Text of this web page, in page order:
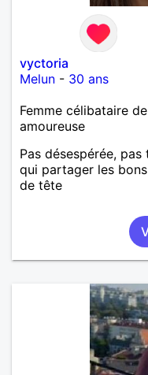
vyctoria
Melun - 30 ans
Femme célibataire
amoureuse
Pas désespérée,
qui partager les
de tête